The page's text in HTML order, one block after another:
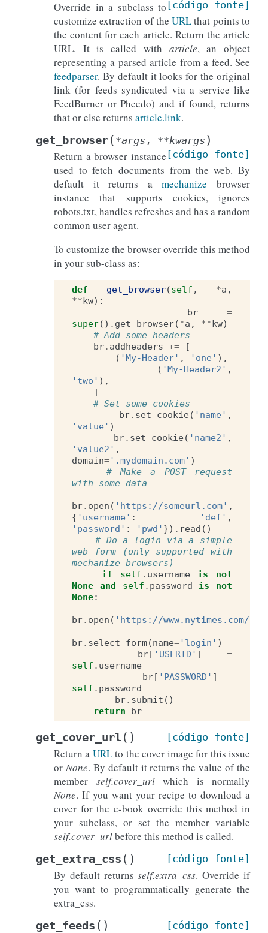
[código fonte]
Override in a subclass to
customize extraction of theURLthat points to
the content for each article. Return the article
URL. It is called with article, an object
representing a parsed article from a feed. See
feedparser. By default it looks for the original
link (for feeds syndicated via a service like
FeedBurner or Pheedo) and if found, returns
that or else returns article.link.
get_browser( *args , **kwargs )
[código fonte]
Return a browser instance
used to fetch documents from the web. By
default it returns amechanize browser
instance that supports cookies, ignores
robots.txt, handles refreshes and has a random
common user agent.
To customize the browser override this method
in your sub-class as:
def get_browser(self , *a ,
**kw):
br
=
super() . get_browser(*a , **kw)
# Add some headers
br. addheaders +=
[
( 'My-Header' , 'one' ),
( 'My-Header2' ,
'two' ),
]
# Set some cookies
br. set_cookie( 'name' ,
'value' )
br. set_cookie( 'name2' ,
'value2' ,
domain='.mydomain.com' )
# Make a POST request
with some data
br. open ( 'https://someurl.com' ,
{ 'username' : 'def' ,
'password' : 'pwd' }) . read ()
# Do a login via a simple
web form (only supported with
mechanize browsers)
if
self . username is
not
None
and self . password is
not
None:
br. open ( 'https://www.nytimes.com/
br. select_form(name='login' )
br[ 'USERID' ]
=
self . username
br[ 'PASSWORD' ]
=
self . password
br. submit ()
return
br
get_cover_url( ) [código fonte]
Return a URLto the cover image for this issue
or None. By default it returns the value of the
member self.cover_urlwhich is normally
None. If you want your recipe to download a
cover for the e-book override this method in
your subclass, or set the member variable
self.cover_urlbefore this method is called.
get_extra_css ( ) [código fonte]
By default returnsself.extra_css. Override if
you want to programmatically generate the
extra_css.
get_feeds ( ) [código fonte]